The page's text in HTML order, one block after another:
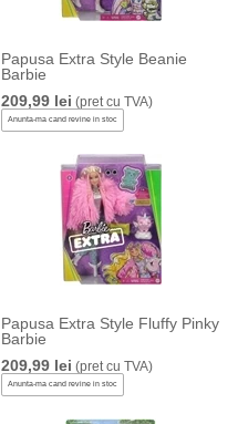
Papusa Extra Style Beanie
Barbie
209,99 lei (pret cu TVA)
Anunta-ma cand revine in stoc
Papusa Extra Style Fluffy Pinky
Barbie
209,99 lei (pret cu TVA)
Anunta-ma cand revine in stoc